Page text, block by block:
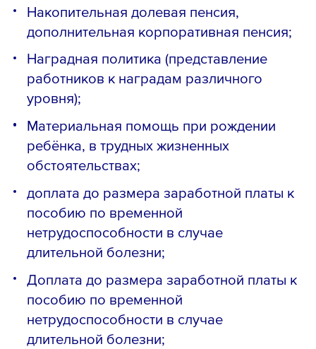
Накопительная долевая пенсия,
дополнительная корпоративная пенсия;
Наградная политика (представление
работников к наградам различного
уровня);
Материальная помощь при рождении
ребёнка, в трудных жизненных
обстоятельствах;
доплата до размера заработной платы к
пособию по временной
нетрудоспособности в случае
длительной болезни;
Доплата до размера заработной платы к
пособию по временной
нетрудоспособности в случае
длительной болезни;